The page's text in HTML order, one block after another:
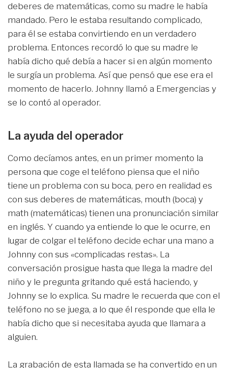
deberes de matemáticas, como su madre le había
mandado. Pero le estaba resultando complicado,
para él se estaba convirtiendo en un verdadero
problema. Entonces recordó lo que su madre le
había dicho qué debía a hacer si en algún momento
le surgía un problema. Así que pensó que ese era el
momento de hacerlo. Johnny llamó a Emergencias y
se lo contó al operador.
La ayuda del operador
Como decíamos antes, en un primer momento la
persona que coge el teléfono piensa que el niño
tiene un problema con su boca, pero en realidad es
con sus deberes de matemáticas, mouth (boca) y
math (matemáticas) tienen una pronunciación similar
en inglés. Y cuando ya entiende lo que le ocurre, en
lugar de colgar el teléfono decide echar una mano a
Johnny con sus «complicadas restas». La
conversación prosigue hasta que llega la madre del
niño y le pregunta gritando qué está haciendo, y
Johnny se lo explica. Su madre le recuerda que con el
teléfono no se juega, a lo que él responde que ella le
había dicho que si necesitaba ayuda que llamara a
alguien.
La grabación de esta llamada se ha convertido en un